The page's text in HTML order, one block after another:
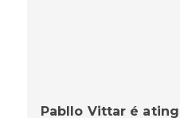
Pabllo Vittar é